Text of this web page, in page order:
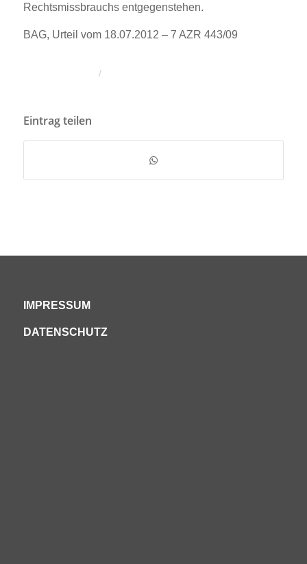
Rechtsmissbrauchs entgegenstehen.
BAG, Urteil vom 18.07.2012 – 7 AZR 443/09
/
Eintrag teilen
IMPRESSUM
DATENSCHUTZ